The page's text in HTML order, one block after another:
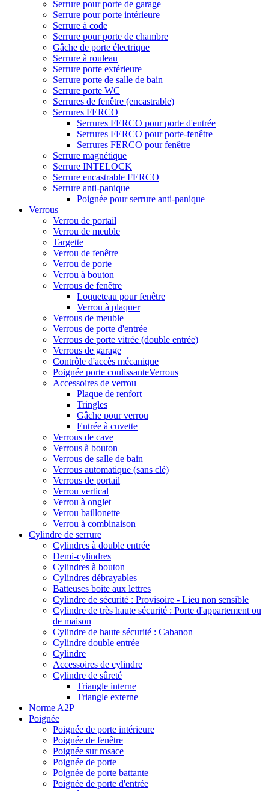
Serrure pour porte de garage
Serrure pour porte intérieure
Serrure à code
Serrure pour porte de chambre
Gâche de porte électrique
Serrure à rouleau
Serrure porte extérieure
Serrure porte de salle de bain
Serrure porte WC
Serrures de fenêtre (encastrable)
Serrures FERCO
Serrures FERCO pour porte d'entrée
Serrures FERCO pour porte-fenêtre
Serrures FERCO pour fenêtre
Serrure magnétique
Serrure INTELOCK
Serrure encastrable FERCO
Serrure anti-panique
Poignée pour serrure anti-panique
Verrous
Verrou de portail
Verrou de meuble
Targette
Verrou de fenêtre
Verrou de porte
Verrou à bouton
Verrous de fenêtre
Loqueteau pour fenêtre
Verrou à plaquer
Verrous de meuble
Verrous de porte d'entrée
Verrous de porte vitrée (double entrée)
Verrous de garage
Contrôle d'accès mécanique
Poignée porte coulissanteVerrous
Accessoires de verrou
Plaque de renfort
Tringles
Gâche pour verrou
Entrée à cuvette
Verrous de cave
Verrous à bouton
Verrous de salle de bain
Verrous automatique (sans clé)
Verrous de portail
Verrou vertical
Verrou à onglet
Verrou baillonette
Verrou à combinaison
Cylindre de serrure
Cylindres à double entrée
Demi-cylindres
Cylindres à bouton
Cylindres débrayables
Batteuses boite aux lettres
Cylindre de sécurité : Provisoire - Lieu non sensible
Cylindre de très haute sécurité : Porte d'appartement ou
de maison
Cylindre de haute sécurité : Cabanon
Cylindre double entrée
Cylindre
Accessoires de cylindre
Cylindre de sûreté
Triangle interne
Triangle externe
Norme A2P
Poignée
Poignée de porte intérieure
Poignée de fenêtre
Poignée sur rosace
Poignée de porte
Poignée de porte battante
Poignée de porte d'entrée